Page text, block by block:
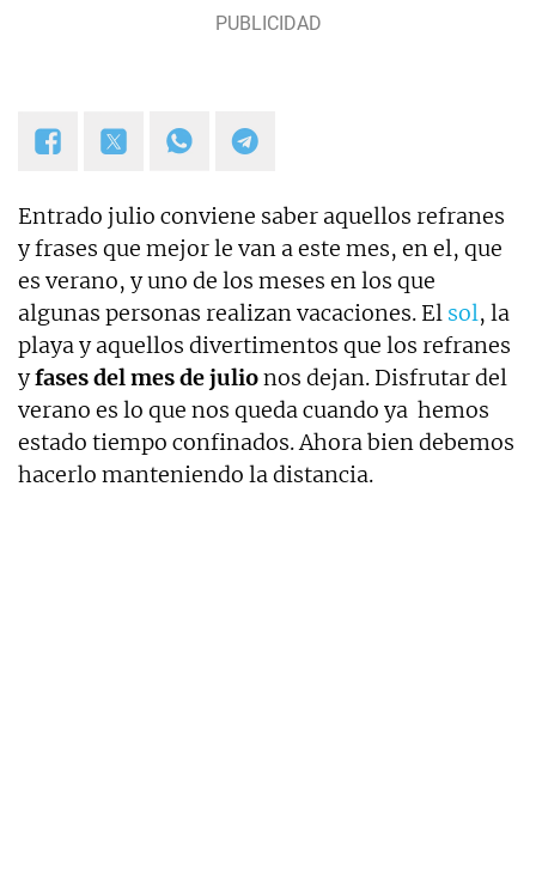
Entrado julio conviene saber aquellos refranes
y frases que mejor le van a este mes, en el, que
es verano, y uno de los meses en los que
algunas personas realizan vacaciones. El sol, la
playa y aquellos divertimentos que los refranes
yfases del mes de julionos dejan. Disfrutar del
verano es lo que nos queda cuando ya hemos
estado tiempo confinados. Ahora bien debemos
hacerlo manteniendo la distancia.